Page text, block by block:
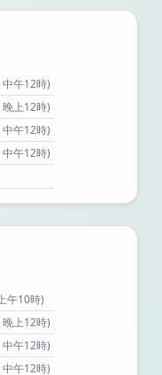
午12時)
上12時)
午12時)
午12時)
午10時)
上12時)
午12時)
午12時)